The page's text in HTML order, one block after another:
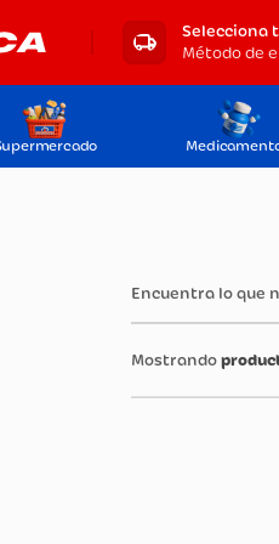
Selecciona
Método de
Encuentra lo que